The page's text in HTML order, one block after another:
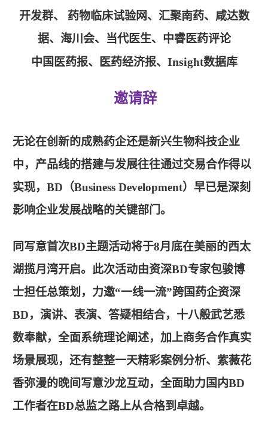
开发群、 药物临床试验网、汇聚南药、咸达数
据、海川会、当代医生、中睿医药评论
中国医药报、
医药经济报、 Insight数据库
邀请辞
无论在创新的成熟药企还是新兴生物科技企业
中，产品线的搭建与发展往往通过交易合作得以
实现，BD（Business Development）早已是深刻
影响企业发展战略的关键部门。
同写意首次BD主题活动将于8月底在美丽的西太
湖揽月湾开启。此次活动由资深BD专家包骏博
士担任总策划，力邀“一线一流”跨国药企资深
BD，演讲、表演、答疑相结合，十八般武艺悉
数奉献，全面系统理论阐述，加上商务合作真实
场景展现，还有整整一天精彩案例分析、紫薇花
香弥漫的晚间写意沙龙互动，全面助力国内BD
工作者在BD总监之路上从合格到卓越。